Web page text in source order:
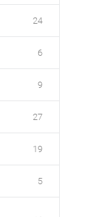
24
6
9
27
19
5